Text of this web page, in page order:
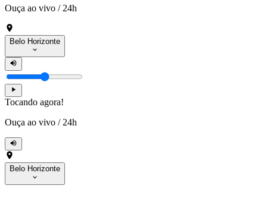
Ouça ao vivo / 24h
Belo Horizonte
Tocando agora!
Ouça ao vivo / 24h
Belo Horizonte